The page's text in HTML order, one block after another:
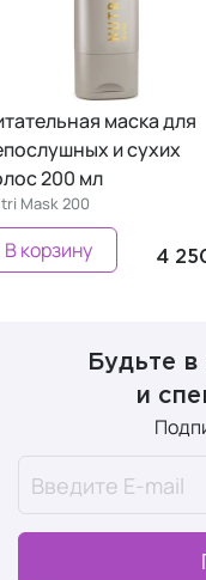
маска для
и сухих
200 мл
Mask 200
4
В корзину
Будьте
и